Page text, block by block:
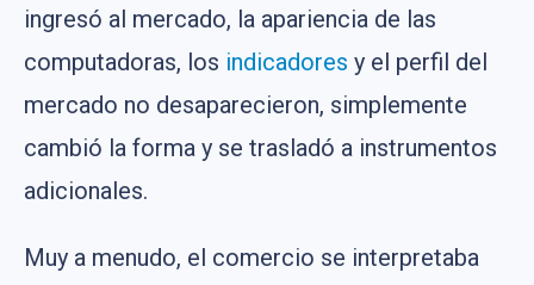
ingresó al mercado, la apariencia de las
computadoras, los indicadores y el perfil del
mercado no desaparecieron, simplemente
cambió la forma y se trasladó a instrumentos
adicionales.
Muy a menudo, el comercio se interpretaba